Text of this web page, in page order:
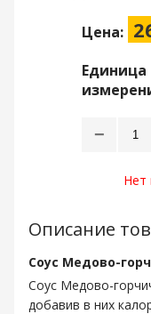
Цена:
Единица
−
Нет
Описание
Соус Медово-
Соус Медово-
добавив в них